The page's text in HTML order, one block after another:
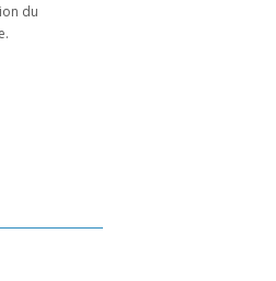
du